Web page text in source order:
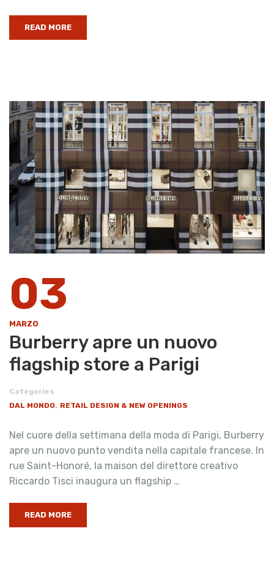
READ MORE
03
MARZO
Burberry apre un nuovo
flagship store a Parigi
Categories
DAL MONDO, RETAIL DESIGN & NEW OPENINGS
Nel cuore della settimana della moda di Parigi, Burberry
apre un nuovo punto vendita nella capitale francese. In
rue Saint-Honoré, la maison del direttore creativo
Riccardo Tisci inaugura un flagship …
READ MORE